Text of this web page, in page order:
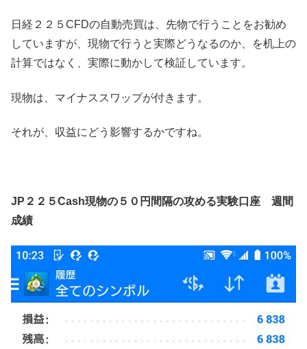
日経２２５CFDの自動売買は、先物で行うことをお勧め
していますが、現物で行うと実際どうなるのか、を机上の
計算ではなく、実際に動かして検証しています。
現物は、マイナススワップが付きます。
それが、収益にどう影響するかですね。
JP２２５Cash現物の５０円間隔の攻める実験口座 週間
成績